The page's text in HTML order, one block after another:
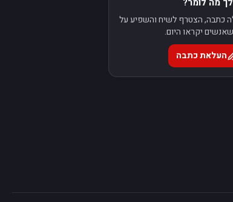
כתבה, הצטרף לשיח והשפיע על
יקראו היום.
העלאת כתבה